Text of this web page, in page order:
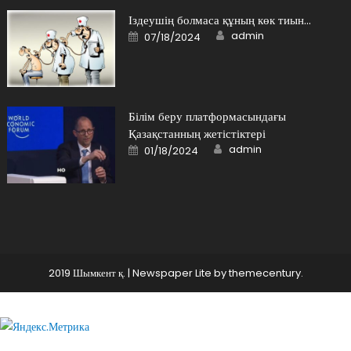
Іздеушің болмаса құның көк тиын…
Posted
on
07/18/2024 Author
admin
Білім беру платформасындағы
Қазақстанның жетістіктері
Posted
on
01/18/2024 Author
admin
2019 Шымкент қ. | Newspaper Lite bythemecentury.